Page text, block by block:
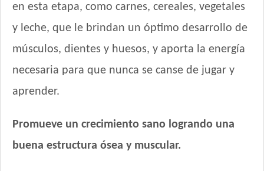
Ken-L Perro Cachorro de Raza Mediana y Grande
Ken-L Perro Cachorro de Razas Pequeñas
Kongo Perro Cachorro Todas las Razas
Maintenance Criadores Perro Cachorro
Max Pet Perro Cachorro
Maxxium Perrro Cachorro Pollo de Campo y Arroz
Mi Amigo Perro Cachorro
en esta etapa, como carnes, cereales, vegetales
y leche, que le brindan un óptimo desarrollo de
músculos, dientes y huesos, y aporta la energía
necesaria para que nunca se canse de jugar y
aprender.
Promueve un crecimiento sano logrando una
buena estructura ósea y muscular.